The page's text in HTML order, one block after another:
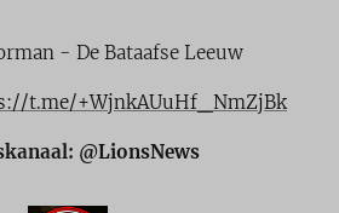
- De Bataafse Leeuw
t.me/+WjnkAUuHf_NmZjBk
@LionsNews